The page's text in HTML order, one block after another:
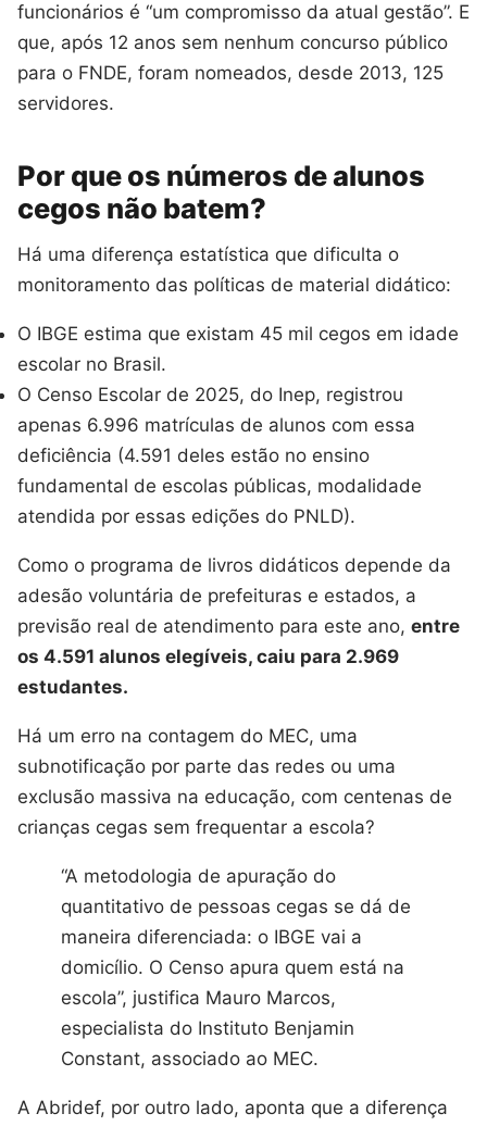
funcionários é “um compromisso da atual gestão”. E
que, após 12 anos sem nenhum concurso público
para o FNDE, foram nomeados, desde 2013, 125
servidores.
Por que os números de alunos
cegos não batem?
Há uma diferença estatística que dificulta o
monitoramento das políticas de material didático:
O IBGE estima que existam 45 mil cegos em idade
escolar no Brasil.
O Censo Escolar de 2025, do Inep, registrou
apenas 6.996 matrículas de alunos com essa
deficiência (4.591 deles estão no ensino
fundamental de escolas públicas, modalidade
atendida por essas edições do PNLD).
Como o programa de livros didáticos depende da
adesão voluntária de prefeituras e estados, a
previsão real de atendimento para este ano, entre
os 4.591 alunos elegíveis, caiu para 2.969
estudantes.
Há um erro na contagem do MEC, uma
subnotificação por parte das redes ou uma
exclusão massiva na educação, com centenas de
crianças cegas sem frequentar a escola?
“A metodologia de apuração do
quantitativo de pessoas cegas se dá de
maneira diferenciada: o IBGE vai a
domicílio. O Censo apura quem está na
escola”, justifica Mauro Marcos,
especialista do Instituto Benjamin
Constant, associado ao MEC.
A Abridef, por outro lado, aponta que a diferença